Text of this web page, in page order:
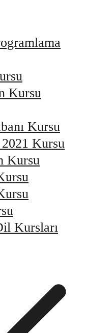
Kursu
Kursu
Kursu
Kursu
Kursları